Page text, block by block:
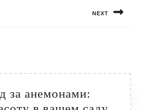
NEXT
за анемонами: